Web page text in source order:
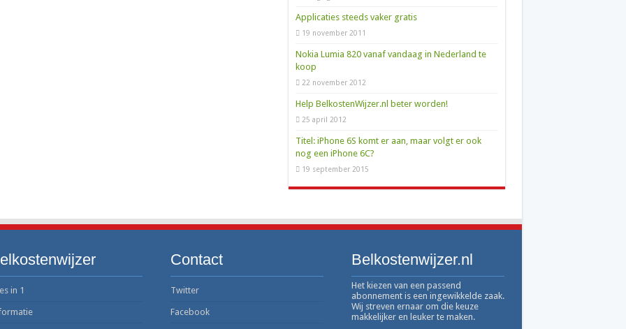
Applicaties steeds vaker gratis
19 november 2011
Nokia Lumia 820 vanaf vandaag in Nederland te
koop
22 november 2012
Help BelkostenWijzer.nl beter worden!
25 april 2012
Titel: iPhone 6S komt er aan, maar volgt er ook
nog een iPhone 6C?
19 september 2015
in 1
Contact
Twitter
Facebook
Belkostenwijzer.nl
Het kiezen van een passend
abonnement is een ingewikkelde zaak.
Wij streven ernaar om die keuze
makkelijker en leuker te maken.